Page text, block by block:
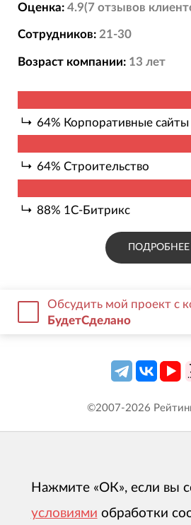
Оценка: 4.9(7 отзывов
Сотрудников: 21-30
Возраст компании: 13 лет
64% Корпоративные сайты
64% Строительство
88% 1С-Битрикс
ПОДРОБНЕЕ
Обсудить мой проект с
БудетCделано
©2007-2026
Нажмите «ОК», если вы
условиями обработки